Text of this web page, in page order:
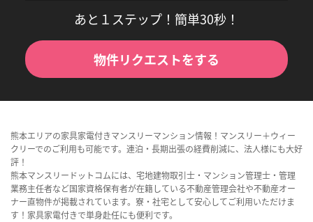
あと１ステップ！簡単30秒！
物件リクエストをする
熊本エリアの家具家電付きマンスリーマンション情報！マンスリー＋ウィー
クリーでのご利用も可能です。連泊・長期出張の経費削減に、法人様にも大好
評！
熊本マンスリードットコムには、宅地建物取引士・マンション管理士・管理
業務主任者など国家資格保有者が在籍している不動産管理会社や不動産オー
ナー直物件が掲載されています。寮・社宅として安心してご利用いただけま
す！家具家電付きで単身赴任にも便利です。